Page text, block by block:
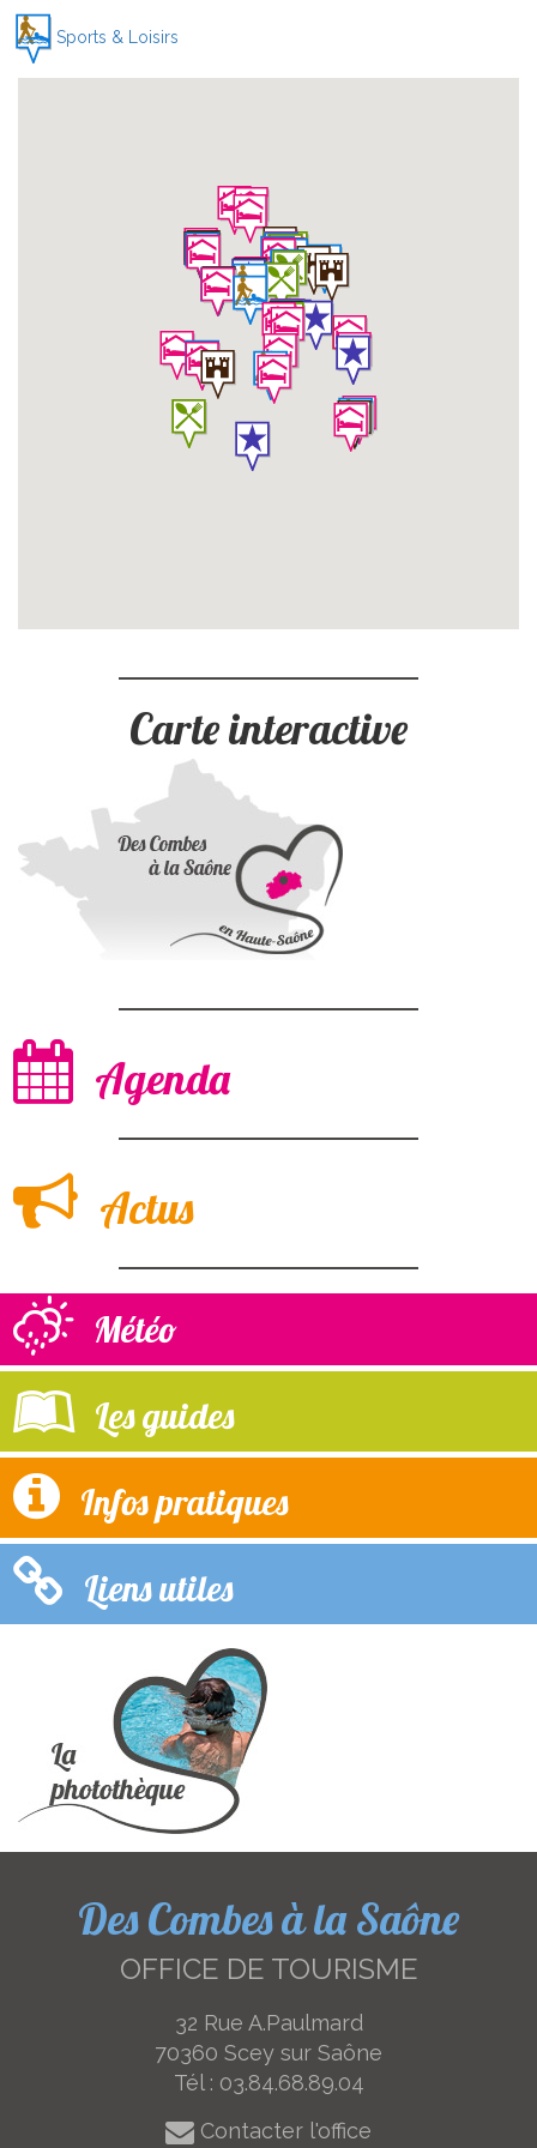
Sports & Loisirs
Carte interactive
Agenda
Actus
Météo
Les guides
Infos pratiques
Liens utiles
Des Combes à la Saône
OFFICE DE TOURISME
32 Rue A.Paulmard
70360 Scey sur Saône
Tél : 03.84.68.89.04
Contacter l'office